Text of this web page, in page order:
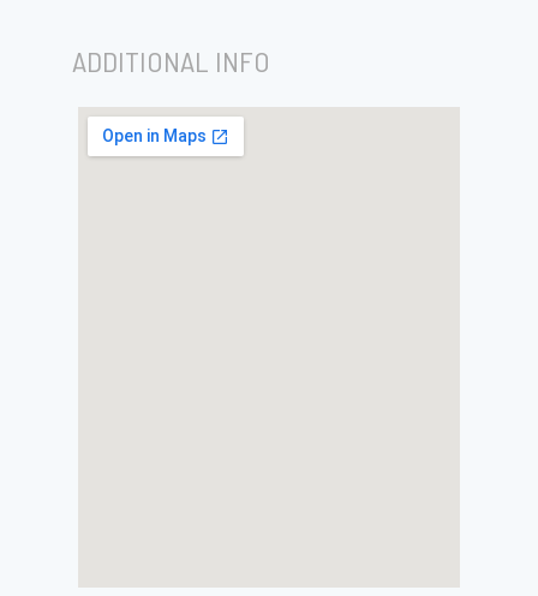
ADDITIONAL INFO